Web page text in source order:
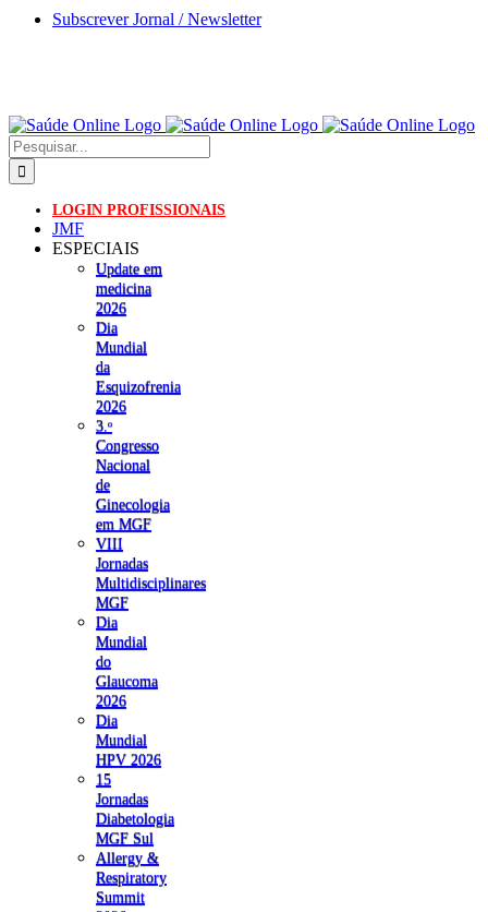
Skip
Subscrever Jornal / Newsletter
Pesquisar
LOGIN PROFISSIONAIS
JMF
ESPECIAIS
Update em
medicina
2026
Dia
Mundial
da
Esquizofrenia
2026
3.ᵒ
Congresso
Nacional
de
Ginecologia
em MGF
VIII
Jornadas
Multidisciplinares
MGF
Dia
Mundial
do
Glaucoma
2026
Dia
Mundial
HPV 2026
15
Jornadas
Diabetologia
MGF Sul
Allergy &
Respiratory
Summit